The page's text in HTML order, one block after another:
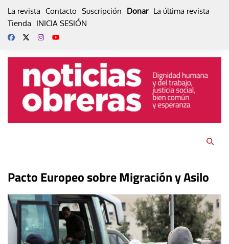
La revista Contacto Suscripción Donar La última revista
Tienda
INICIA SESIÓN
Pacto Europeo sobre Migración y Asilo